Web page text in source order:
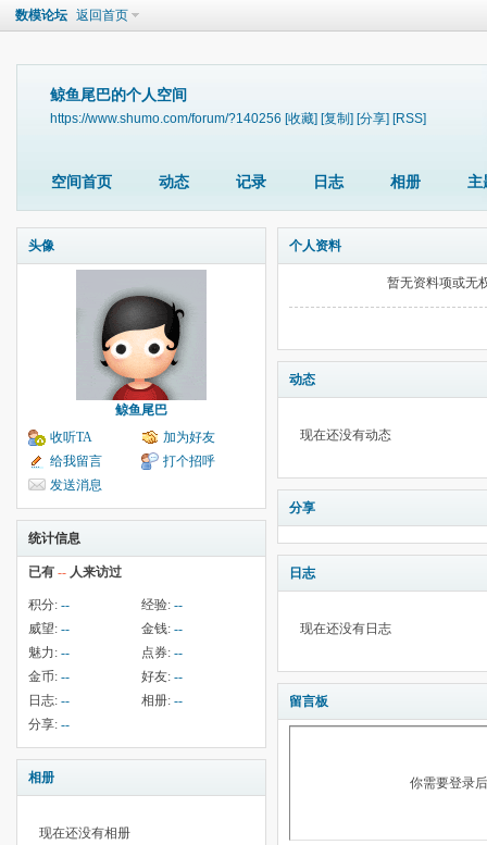
数模论坛 返回首页
鲸鱼尾巴的个人空间
https://www.shumo.com/forum/?140256 [收藏] [复制] [分享] [RSS]
空间首页 动态 记录 日志 相册 主
头像
鲸鱼尾巴
收听TA
加为好友
给我留言
打个招呼
发送消息
统计信息
已有 -- 人来访过
积分: -- 经验: --
威望: -- 金钱: --
魅力: -- 点券: --
金币: -- 好友: --
日志: -- 相册: --
分享: --
相册
现在还没有相册
个人资料
暂无资料项或无
动态
现在还没有动态
分享
日志
现在还没有日志
留言板
你需要登录